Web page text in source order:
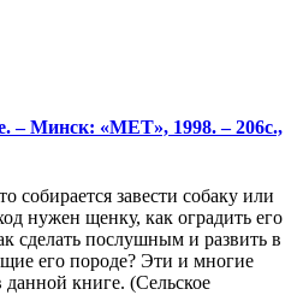
– Минск: «МЕТ», 1998. – 206с.,
собирается завести собаку или
нужен щенку, как оградить его
сделать послушным и развить в
его породе? Эти и многие
книге. (Сельское